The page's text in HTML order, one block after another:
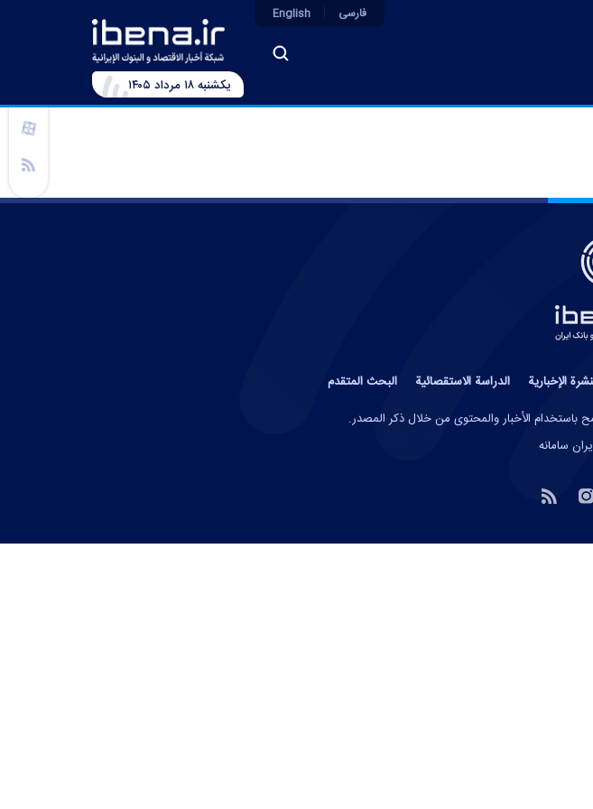
فارسی English
يکشنبه ۱۸ مرداد ۱۴۰۵
الإخبارية الدراسة الاستقصائية
البحث المتقدم
باستخدام الأخبار والمحتوى من خلال ذكر المصدر.
سامانه